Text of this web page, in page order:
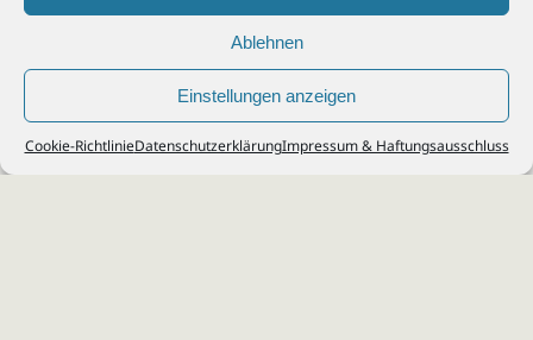
Ablehnen
Einstellungen anzeigen
Cookie-RichtlinieDatenschutzerklärungImpressum & Haftungsausschluss
© 2026Steuerberater Kempf, Köln - Steuerberatung Poll, Porz, Deutz, Mülheim,